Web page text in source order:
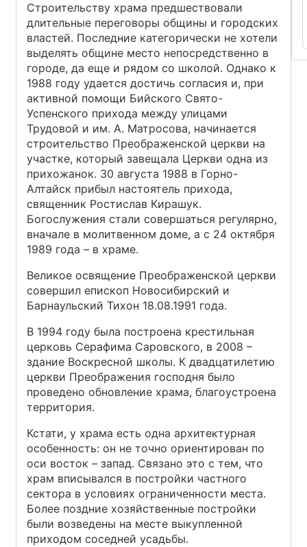
Строительству храма предшествовали
длительные переговоры общины и городских
властей. Последние категорически не хотели
выделять общине место непосредственно в
городе, да еще и рядом со школой. Однако к
1988 году удается достичь согласия и, при
активной помощи Бийского Свято-
Успенского прихода между улицами
Трудовой и им. А. Матросова, начинается
строительство Преображенской церкви на
участке, который завещала Церкви одна из
прихожанок. 30 августа 1988 в Горно-
Алтайск прибыл настоятель прихода,
священник Ростислав Кирашук.
Богослужения стали совершаться регулярно,
вначале в молитвенном доме, а с 24 октября
1989 года – в храме.
Великое освящение Преображенской церкви
совершил епископ Новосибирский и
Барнаульский Тихон 18.08.1991 года.
В 1994 году была построена крестильная
церковь Серафима Саровского, в 2008 –
здание Воскресной школы. К двадцатилетию
церкви Преображения господня было
проведено обновление храма, благоустроена
территория.
Кстати, у храма есть одна архитектурная
особенность: он не точно ориентирован по
оси восток – запад. Связано это с тем, что
храм вписывался в постройки частного
сектора в условиях ограниченности места.
Более поздние хозяйственные постройки
были возведены на месте выкупленной
приходом соседней усадьбы.